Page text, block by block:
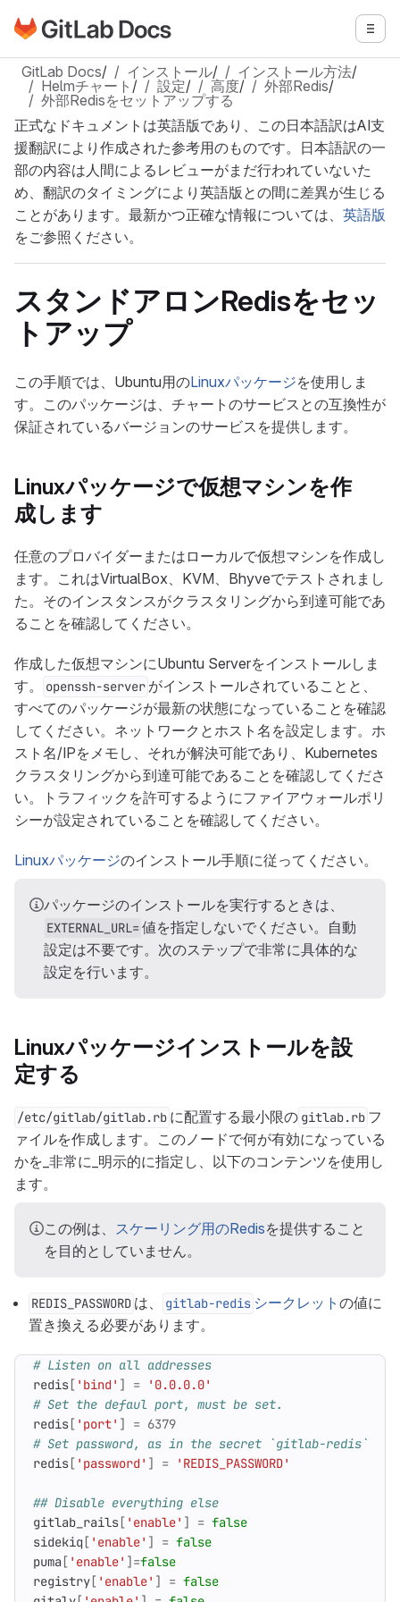
メインコンテンツにスキップ
GitLabドキュメントのホームページに移動 メニ
GitLab Docs/ インストール/ インストール方法/
Helmチャート / 設定/ 高度/ 外部Redis/
外部Redisをセットアップする
正式なドキュメントは英語版であり、この日本語訳はAI支
援翻訳により作成された参考用のものです。日本語訳の一
部の内容は人間によるレビューがまだ行われていないた
め、翻訳のタイミングにより英語版との間に差異が生じる
ことがあります。最新かつ正確な情報については、 英語版
をご参照ください。
スタンドアロンRedisをセッ
トアップ
この手順では、Ubuntu用のLinuxパッケージを使用しま
す。このパッケージは、チャートのサービスとの互換性が
保証されているバージョンのサービスを提供します。
Linuxパッケージで仮想マシンを作
成します
任意のプロバイダーまたはローカルで仮想マシンを作成し
ます。これはVirtualBox、KVM、Bhyveでテストされまし
た。そのインスタンスがクラスタリングから到達可能であ
ることを確認してください。
作成した仮想マシンにUbuntu Serverをインストールしま
す。
openssh-server がインストールされていることと、
すべてのパッケージが最新の状態になっていることを確認
してください。ネットワークとホスト名を設定します。ホ
スト名/IPをメモし、それが解決可能であり、Kubernetes
クラスタリングから到達可能であることを確認してくださ
い。トラフィックを許可するようにファイアウォールポリ
シーが設定されていることを確認してください。
Linuxパッケージのインストール手順に従ってください。
パッケージのインストールを実行するときは、
EXTERNAL_URL=値を指定しないでください。自動
設定は不要です。次のステップで非常に具体的な
設定を行います。
Linuxパッケージインストールを設
定する
/etc/gitlab/gitlab.rb に配置する最小限の gitlab.rb フ
ァイルを作成します。このノードで何が有効になっている
かを_非常に_明示的に指定し、以下のコンテンツを使用し
ます。
この例は、 スケーリング用のRedisを提供すること
を目的としていません。
REDIS_PASSWORD は、 gitlab-redis シークレット の値に
置き換える必要があります。
# Listen on all addresses
redis[ 'bind' ] =
'0.0.0.0'
# Set the defaul port, must be set.
redis[ 'port' ] = 6379
# Set password, as in the secret `gitlab-redis`
redis[ 'password' ] = 'REDIS_PASSWORD'
## Disable everything else
gitlab_rails[ 'enable' ] = false
sidekiq [ 'enable' ] = false
puma [ 'enable' ]=false
registry[ 'enable' ] = false